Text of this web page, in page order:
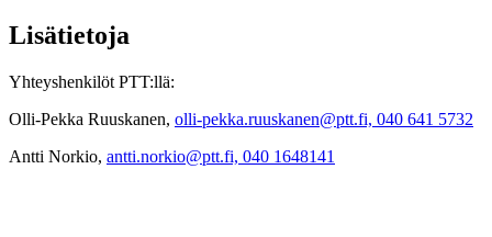
Lisätietoja
Yhteyshenkilöt PTT:llä:
Olli-Pekka Ruuskanen, olli-pekka.ruuskanen@ptt.fi, 040 641 5732
Antti Norkio, antti.norkio@ptt.fi, 040 1648141